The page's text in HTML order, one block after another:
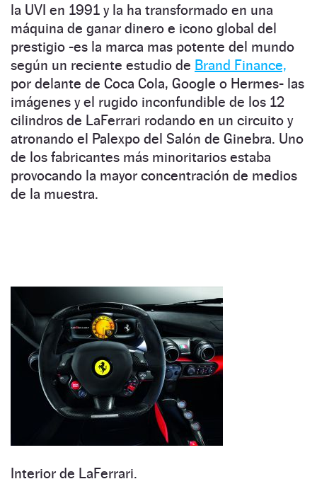
la UVI en 1991 y la ha transformado en una
máquina de ganar dinero e icono global del
prestigio -es la marca mas potente del mundo
según un reciente estudio de Brand Finance,
por delante de Coca Cola, Google o Hermes- las
imágenes y el rugido inconfundible de los 12
cilindros de LaFerrari rodando en un circuito y
atronando el Palexpo del Salón de Ginebra. Uno
de los fabricantes más minoritarios estaba
provocando la mayor concentración de medios
de la muestra.
Interior de LaFerrari.